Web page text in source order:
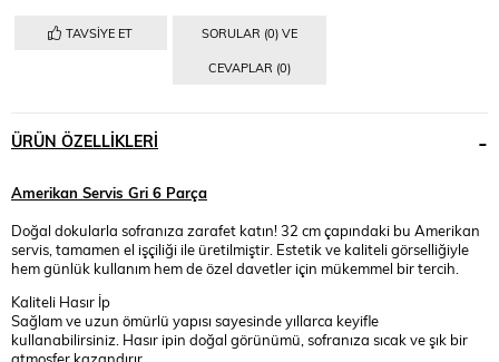
TAVSIYE ET SORULAR (0) VE
CEVAPLAR (0)
ÜRÜN ÖZELLIKLERI
Amerikan Servis Gri 6 Parça
Doğal dokularla sofranıza zarafet katın! 32 cm çapındaki bu Amerikan
servis, tamamen el işçiliği ile üretilmiştir. Estetik ve kaliteli görselliğiyle
hem günlük kullanım hem de özel davetler için mükemmel bir tercih.
Kaliteli Hasır İp
Sağlam ve uzun ömürlü yapısı sayesinde yıllarca keyifle
kullanabilirsiniz. Hasır ipin doğal görünümü, sofranıza sıcak ve şık bir